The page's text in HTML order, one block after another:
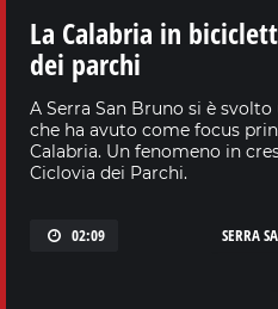
La Calabria in
dei parchi
A Serra San Bruno si è
che ha avuto come focus
Calabria. Un fenomeno in
Ciclovia dei Parchi.
02:09
SERRA